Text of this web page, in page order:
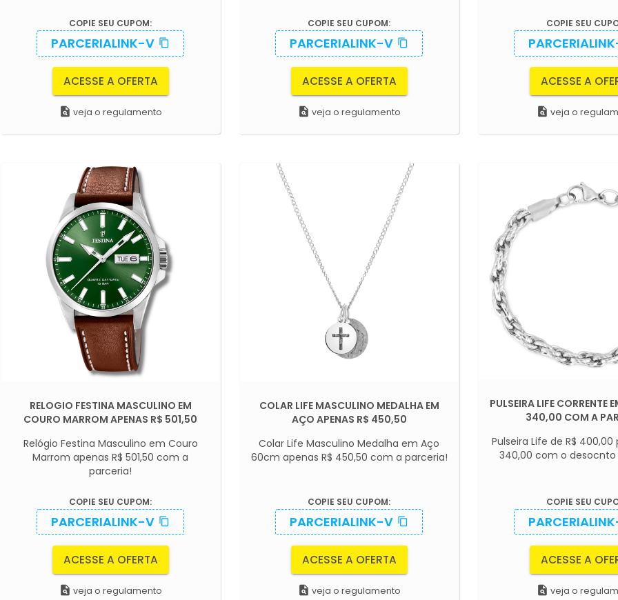
COPIE SEU CUPOM:
PARCERIALINK-V content_copy
ACESSE A OFERTA
plagiarism veja o regulamento
COPIE SEU CUPOM:
PARCERIALINK-V content_copy
ACESSE A OFERTA
plagiarism veja o regulamento
COPIE SEU
ACESSE A
plagiarism veja o
RELOGIO FESTINA MASCULINO EM
COURO MARROM APENAS R$ 501,50
Relógio Festina Masculino em Couro
Marrom apenas R$ 501,50 com a
parceria!
COPIE SEU CUPOM:
PARCERIALINK-V content_copy
ACESSE A OFERTA
plagiarism veja o regulamento
COLAR LIFE MASCULINO MEDALHA EM
AÇO APENAS R$ 450,50
Colar Life Masculino Medalha em Aço
60cm apenas R$ 450,50 com a parceria!
COPIE SEU CUPOM:
PARCERIALINK-V content_copy
ACESSE A OFERTA
plagiarism veja o regulamento
PULSEIRA LIFE CORRENTE
340,00 COM A
Pulseira Life de R$ 400,00
340,00 com o
COPIE SEU
ACESSE A
plagiarism veja o